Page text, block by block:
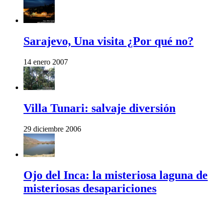
Sarajevo, Una visita ¿Por qué no?
14 enero 2007
Villa Tunari: salvaje diversión
29 diciembre 2006
Ojo del Inca: la misteriosa laguna de
misteriosas desapariciones